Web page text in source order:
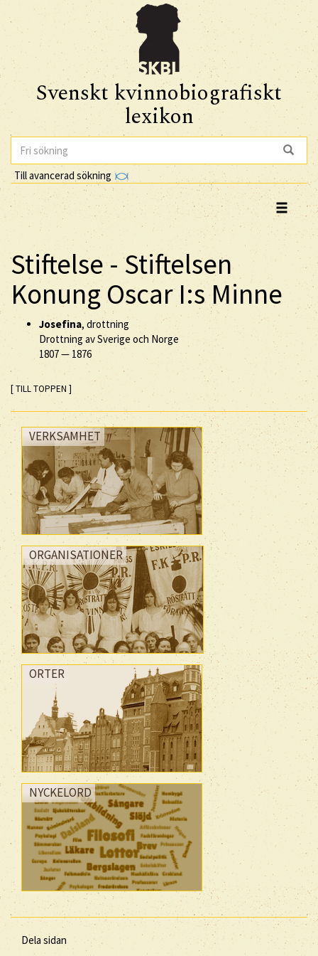
Svenskt kvinnobiografiskt
lexikon
Till avancerad sökning
Stiftelse - Stiftelsen
Konung Oscar I:s Minne
Josefina, drottning
Drottning av Sverige och Norge
1807— 1876
[ TILL TOPPEN ]
VERKSAMHET
ORGANISATIONER
ORTER
NYCKELORD
Dela sidan